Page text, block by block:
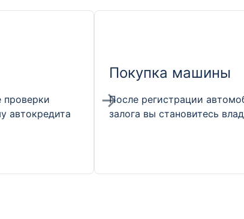
проверки
автокредита
Покупка машины
После регистрации
залога вы становитесь